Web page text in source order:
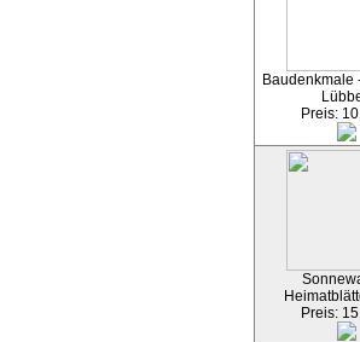
Baudenkmale
Preis:
Preis: